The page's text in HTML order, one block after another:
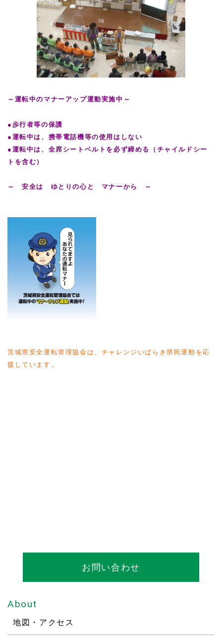
～運転中のマナーアップ運動実施中～
●歩行者等の保護
●運転中は、携帯電話機等の使用はしない
●運転中は、全席シートベルトを必ず締める（チャイルドシー
トを含む）
～ 安全は ゆとりの心と マナーから ～
茨城県安全運転管理協会は、チャレンジいばらき県民運動を応
援しています。
お問い合わせ
About
地図・アクセス